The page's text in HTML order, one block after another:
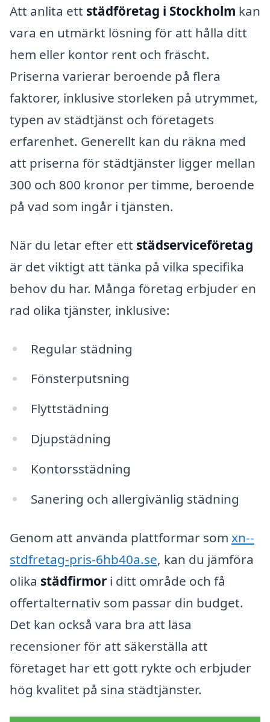
Att anlita ett städföretag i Stockholm kan
vara en utmärkt lösning för att hålla ditt
hem eller kontor rent och fräscht.
Priserna varierar beroende på flera
faktorer, inklusive storleken på utrymmet,
typen av städtjänst och företagets
erfarenhet. Generellt kan du räkna med
att priserna för städtjänster ligger mellan
300 och 800 kronor per timme, beroende
på vad som ingår i tjänsten.
När du letar efter ett städserviceföretag
är det viktigt att tänka på vilka specifika
behov du har. Många företag erbjuder en
rad olika tjänster, inklusive:
Regular städning
Fönsterputsning
Flyttstädning
Djupstädning
Kontorsstädning
Sanering och allergivänlig städning
Genom att använda plattformar som xn--
stdfretag-pris-6hb40a.se, kan du jämföra
olika städfirmor i ditt område och få
offertalternativ som passar din budget.
Det kan också vara bra att läsa
recensioner för att säkerställa att
företaget har ett gott rykte och erbjuder
hög kvalitet på sina städtjänster.